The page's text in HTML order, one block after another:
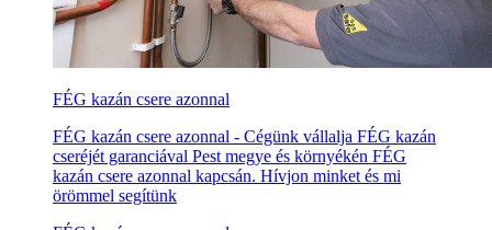
FÉG kazán csere azonnal
FÉG kazán csere azonnal - Cégünk vállalja FÉG kazán
cseréjét garanciával Pest megye és környékén FÉG
kazán csere azonnal kapcsán. Hívjon minket és mi
örömmel segítünk